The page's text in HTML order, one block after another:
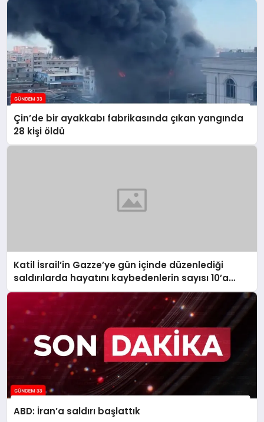
Çin’de bir ayakkabı fabrikasında çıkan yangında
28 kişi öldü
Katil İsrail’in Gazze’ye gün içinde düzenlediği
saldırılarda hayatını kaybedenlerin sayısı 10’a
yükseldi
ABD: İran’a saldırı başlattık